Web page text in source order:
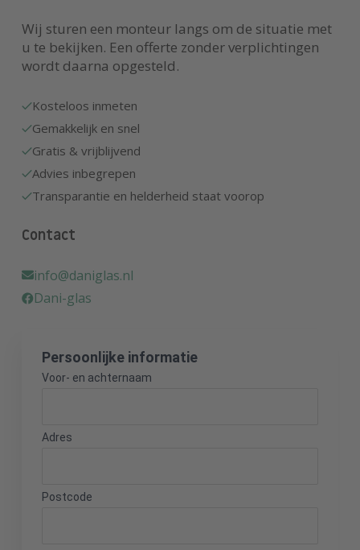
Wij sturen een monteur langs om de situatie met
u te bekijken. Een offerte zonder verplichtingen
wordt daarna opgesteld.
Kosteloos inmeten
Gemakkelijk en snel
Gratis & vrijblijvend
Advies inbegrepen
Transparantie en helderheid staat voorop
Contact
info@daniglas.nl
Dani-glas
Persoonlijke informatie
Voor- en achternaam
Adres
Postcode